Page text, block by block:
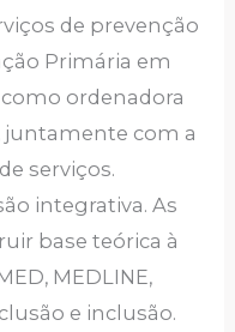
de prevenção
Primária em
como ordenadora
juntamente com a
serviços.
integrativa. As
base teórica à
MEDLINE,
e inclusão.